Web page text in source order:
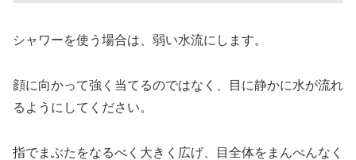
シャワーを使う場合は、弱い水流にします。
顔に向かって強く当てるのではなく、目に静かに水が流れ
るようにしてください。
指でまぶたをなるべく大きく広げ、目全体をまんべんなく